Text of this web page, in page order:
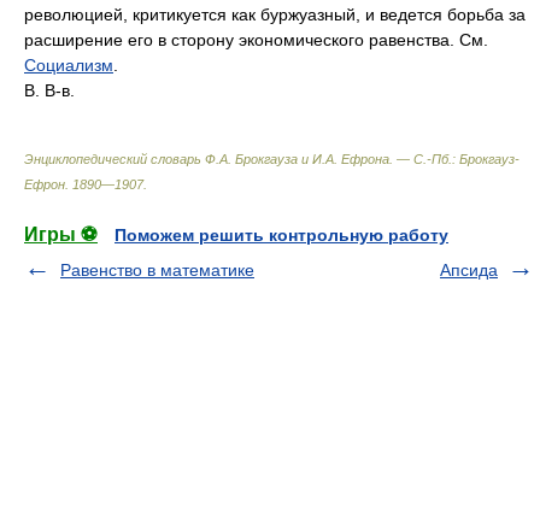
революцией, критикуется как буржуазный, и ведется борьба за
расширение его в сторону экономического равенства. См.
Социализм
В. В-в.
Энциклопедический словарь Ф.А. Брокгауза и И.А. Ефрона. — С.-Пб.: Брокгауз-
Ефрон 1890—1907.
Игры ⚽
Поможем решить контрольную работу
Равенство в математике
Апсида